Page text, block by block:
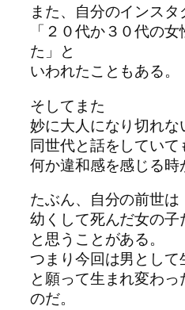
また、自分のインス
「２０代か３０代の
た」と
いわれたこともある。
そしてまた
妙に大人になり切れな
同世代と話をしていて
何か違和感を感じる時
たぶん、自分の前世は
幼くして死んだ女の子
と思うことがある。
つまり今回は男として
と願って生まれ変わ
のだ。